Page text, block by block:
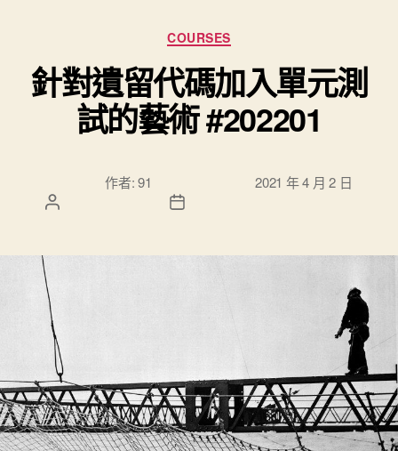
COURSES
針對遺留代碼加入單元測
試的藝術 #202201
作者:91 2021 年 4 月 2 日